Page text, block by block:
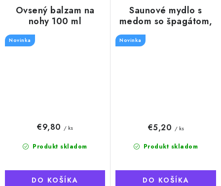
Ovsený balzam na
nohy 100 ml
Novinka
Produkt skladom
€9,80 / ks
DO KOŠÍKA
Saunové mydlo s
medom so špagátom,
Novinka
Produkt skladom
€5,20 / ks
DO KOŠÍKA